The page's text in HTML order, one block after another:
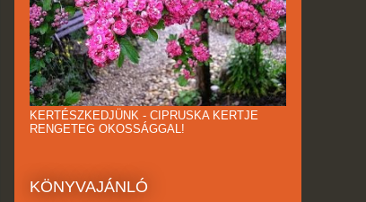
KERTÉSZKEDJÜNK - CIPRUSKA KERTJE
RENGETEG OKOSSÁGGAL!
KÖNYVAJÁNLÓ